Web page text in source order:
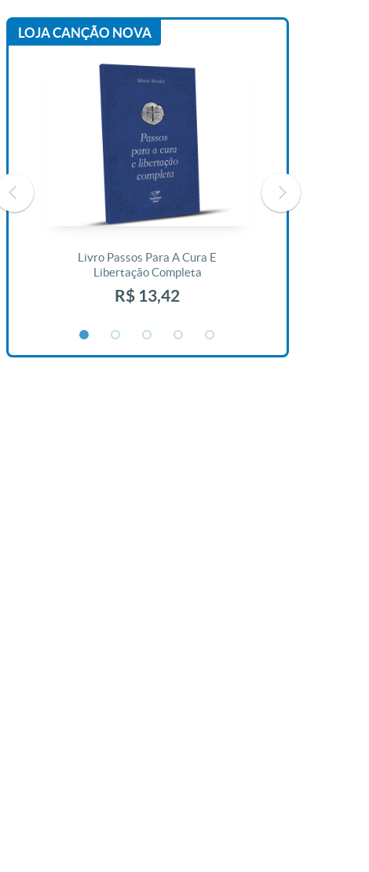
LOJA CANÇÃO NOVA
Livro Passos Para A Cura E
Libertação Completa
R$ 13,42